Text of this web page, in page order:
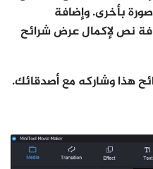
بأخرى. وإضافة
نص لإكمال عرض شرائح
هذا وشاركه مع أصدقائك.